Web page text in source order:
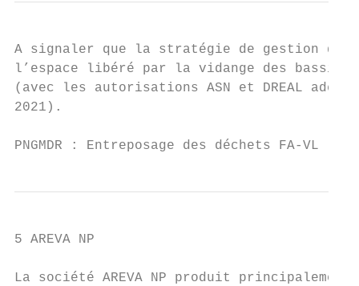
A signaler que la stratégie de gestion des
l’espace libéré par la vidange des
(avec les autorisations ASN et DREAL
2021).
PNGMDR : Entreposage des déchets FA-
5 AREVA NP
La société AREVA NP produit